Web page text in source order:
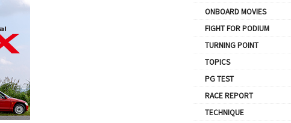
ONBOARD MOVIES
FIGHT FOR PODIUM
TURNING POINT
TOPICS
PG TEST
RACE REPORT
TECHNIQUE